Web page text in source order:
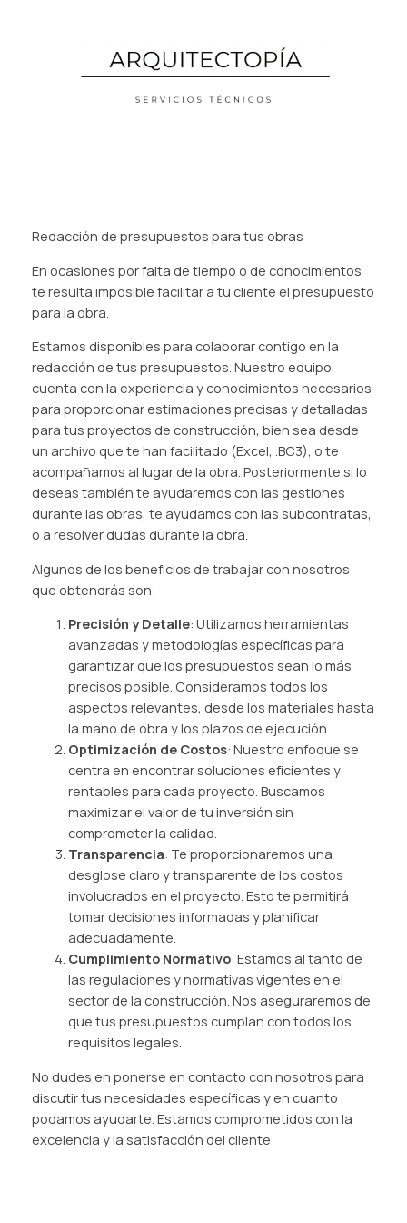
Redacción de presupuestos para tus obras
En ocasiones por falta de tiempo o de conocimientos
te resulta imposible facilitar a tu cliente el presupuesto
para la obra.
Estamos disponibles para colaborar contigo en la
redacción de tus presupuestos. Nuestro equipo
cuenta con la experiencia y conocimientos necesarios
para proporcionar estimaciones precisas y detalladas
para tus proyectos de construcción, bien sea desde
un archivo que te han facilitado (Excel, .BC3), o te
acompañamos al lugar de la obra. Posteriormente si lo
deseas también te ayudaremos con las gestiones
durante las obras, te ayudamos con las subcontratas,
o a resolver dudas durante la obra.
Algunos de los beneficios de trabajar con nosotros
que obtendrás son:
Precisión y Detalle: Utilizamos herramientas
avanzadas y metodologías específicas para
garantizar que los presupuestos sean lo más
precisos posible. Consideramos todos los
aspectos relevantes, desde los materiales hasta
la mano de obra y los plazos de ejecución.
Optimización de Costos: Nuestro enfoque se
centra en encontrar soluciones eficientes y
rentables para cada proyecto. Buscamos
maximizar el valor de tu inversión sin
comprometer la calidad.
Transparencia: Te proporcionaremos una
desglose claro y transparente de los costos
involucrados en el proyecto. Esto te permitirá
tomar decisiones informadas y planificar
adecuadamente.
Cumplimiento Normativo: Estamos al tanto de
las regulaciones y normativas vigentes en el
sector de la construcción. Nos aseguraremos de
que tus presupuestos cumplan con todos los
requisitos legales.
No dudes en ponerse en contacto con nosotros para
discutir tus necesidades específicas y en cuanto
podamos ayudarte. Estamos comprometidos con la
excelencia y la satisfacción del cliente